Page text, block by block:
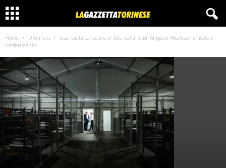
Home Ultim'ora
Usa, visita consolare ai due italiani ad ‘Alligator Alcatraz’: chiesto il
trasferimento